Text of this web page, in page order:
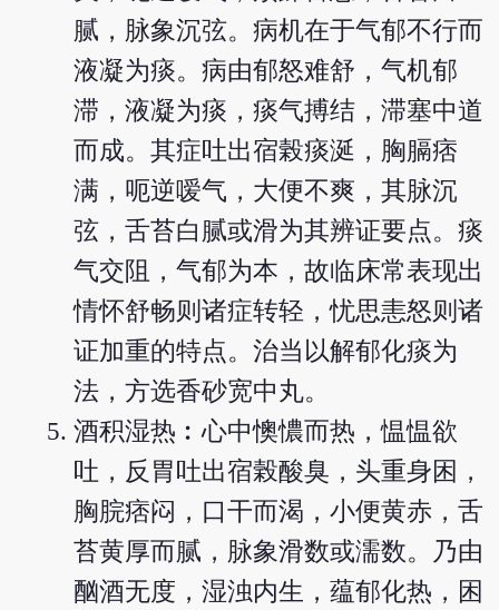
腻，脉象沉弦。病机在于气郁不行而
液凝为痰。病由郁怒难舒，气机郁
滞，液凝为痰，痰气搏结，滞塞中道
而成。其症吐出宿榖痰涎，胸膈痞
满，呃逆嗳气，大便不爽，其脉沉
弦，舌苔白腻或滑为其辨证要点。痰
气交阻，气郁为本，故临床常表现出
情怀舒畅则诸症转轻，忧思恚怒则诸
证加重的特点。治当以解郁化痰为
法，方选香砂宽中丸。
酒积湿热︰心中懊憹而热，愠愠欲
吐，反胃吐出宿榖酸臭，头重身困，
胸脘痞闷，口干而渴，小便黄赤，舌
苔黄厚而腻，脉象滑数或濡数。乃由
酗酒无度，湿浊内生，蕴郁化热，困